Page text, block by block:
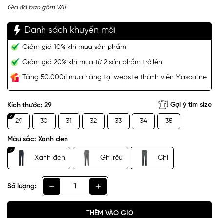
Giá đã bao gồm VAT
Danh sách khuyến mãi
Giảm giá 10% khi mua sản phẩm
Giảm giá 20% khi mua từ 2 sản phẩm trở lên.
Tặng 50.000₫ mua hàng tại website thành viên Masculine
Kích thước: 29 Gợi ý tìm size
29 30 31 32 33 34 35
Màu sắc: Xanh đen
Xanh đen Ghi rêu Chì
Số lượng:
THÊM VÀO GIỎ